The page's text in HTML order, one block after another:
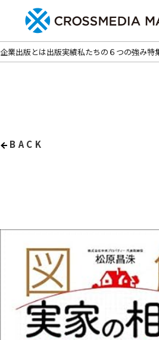
企業出版とは出版実績私たちの６つの強み特
BACK